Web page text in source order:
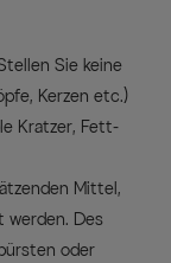
Sie keine
Kerzen etc.)
Kratzer, Fett-
Mittel,
werden. Des
oder